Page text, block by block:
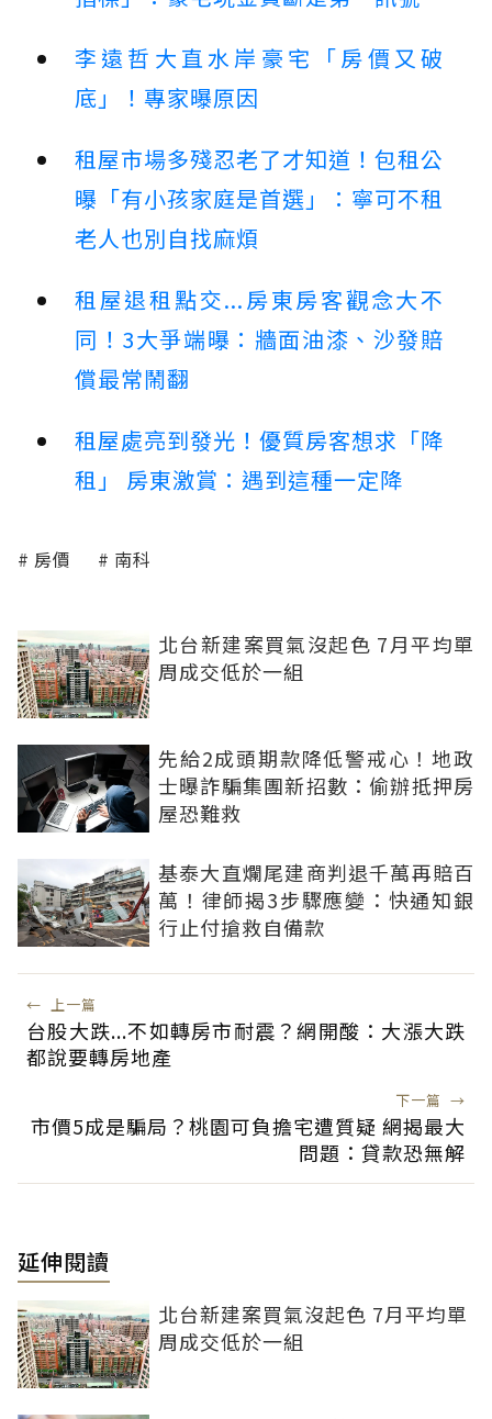
李遠哲大直水岸豪宅「房價又破
底」！專家曝原因
租屋市場多殘忍老了才知道！包租公
曝「有小孩家庭是首選」：寧可不租
老人也別自找麻煩
租屋退租點交...房東房客觀念大不
同！3大爭端曝：牆面油漆、沙發賠
償最常鬧翻
租屋處亮到發光！優質房客想求「降
租」 房東激賞：遇到這種一定降
房價 南科
北台新建案買氣沒起色 7月平均單
周成交低於一組
先給2成頭期款降低警戒心！地政
士曝詐騙集團新招數：偷辦抵押房
屋恐難救
基泰大直爛尾建商判退千萬再賠百
萬！律師揭3步驟應變：快通知銀
行止付搶救自備款
← 上一篇
台股大跌...不如轉房市耐震？網開酸：大漲大跌
都說要轉房地產
下一篇 →
市價5成是騙局？桃園可負擔宅遭質疑 網揭最大
問題：貸款恐無解
延伸閱讀
北台新建案買氣沒起色 7月平均單
周成交低於一組